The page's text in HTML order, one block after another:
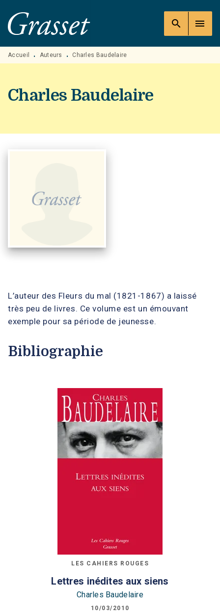
MENU RECHERCHE
PIED DE PAGE
search menu
Accueil • Auteurs • Charles Baudelaire
Charles Baudelaire
L’auteur des Fleurs du mal (1821-1867) a laissé
très peu de livres. Ce volume est un émouvant
exemple pour sa période de jeunesse.
Bibliographie
LES CAHIERS ROUGES
Lettres inédites aux siens
Charles Baudelaire
10/03/2010